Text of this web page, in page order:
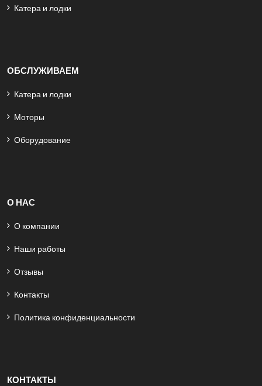
Катера и лодки
ОБСЛУЖИВАЕМ
Катера и лодки
Моторы
Оборудование
О НАС
О компании
Наши работы
Отзывы
Контакты
Политика конфиденциальности
КОНТАКТЫ